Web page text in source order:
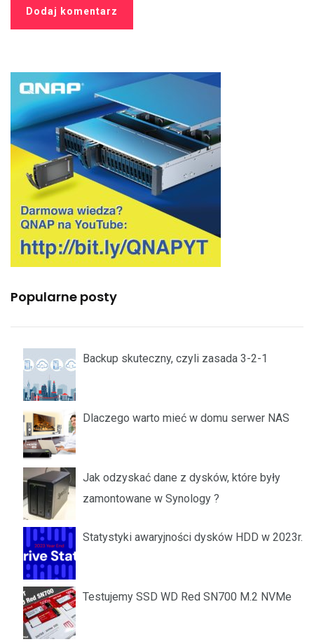
Popularne posty
Backup skuteczny, czyli zasada 3-2-1
Dlaczego warto mieć w domu serwer NAS
Jak odzyskać dane z dysków, które były
zamontowane w Synology ?
Statystyki awaryjności dysków HDD w 2023r.
Testujemy SSD WD Red SN700 M.2 NVMe